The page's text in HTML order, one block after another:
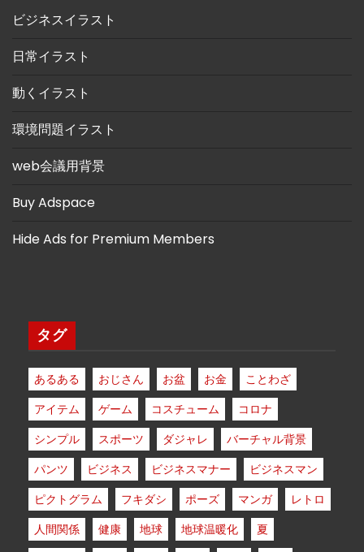
ビジネスイラスト
日常イラスト
動くイラスト
環境問題イラスト
web会議用背景
Buy Adspace
Hide Ads for Premium Members
タグ
あるある おじさん お盆 お金
ことわざ
アイテム
ゲーム コスチューム
コロナ
シンプル
スポーツ ダジャレ
バーチャル背景
パンツ
ビジネス ビジネスマナー
ビジネスマン
ピクトグラム
フキダシ ポーズ マンガ
レトロ
人間関係
健康 地球 地球温暖化
夏